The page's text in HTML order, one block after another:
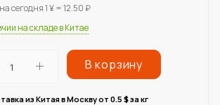
сегодня 1 ¥ = 12.50 ₽
на складе в Китае
В корзину
из Китая в Москву от 0.5 $за кг